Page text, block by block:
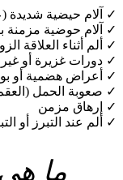
✓
آلام حيضية
✓
آلام حوضية مزمنة
✓
ألم أثناء العلاقة
✓ دورات غزيرة أو
✓
أعراض هضمية أو
✓ صعوبة الحمل
✓
إرهاق مزمن
✓
ألم عند التبرز أو
ما